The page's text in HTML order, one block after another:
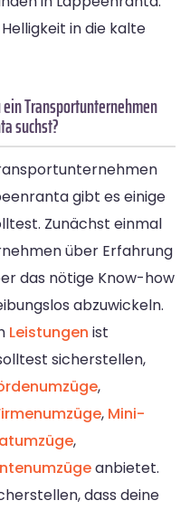
in die kalte
Transportunternehmen
suchst?
gibt es einige
Zunächst einmal
über Erfahrung
das nötige Know-how
abzuwickeln.
Leistungen ist
sicherstellen,
,
, Mini-
,
anbietet.
dass deine